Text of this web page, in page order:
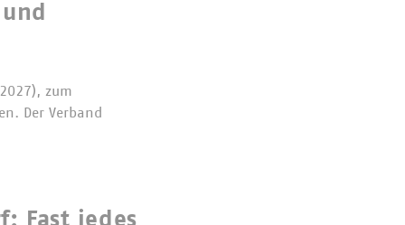
zum
Der Verband
Fast jedes